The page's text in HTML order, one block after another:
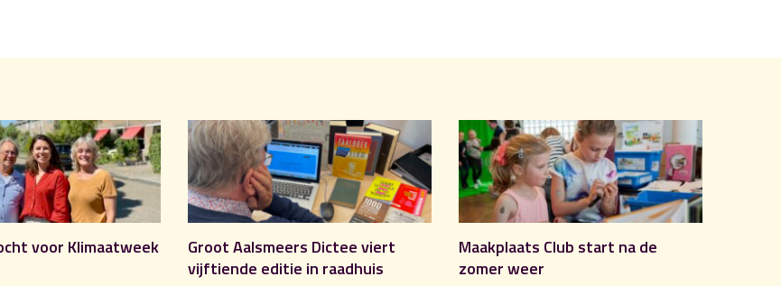
voor Klimaatweek
Groot Aalsmeers Dictee viert
vijftiende editie in raadhuis
Maakplaats Club start na de
zomer weer